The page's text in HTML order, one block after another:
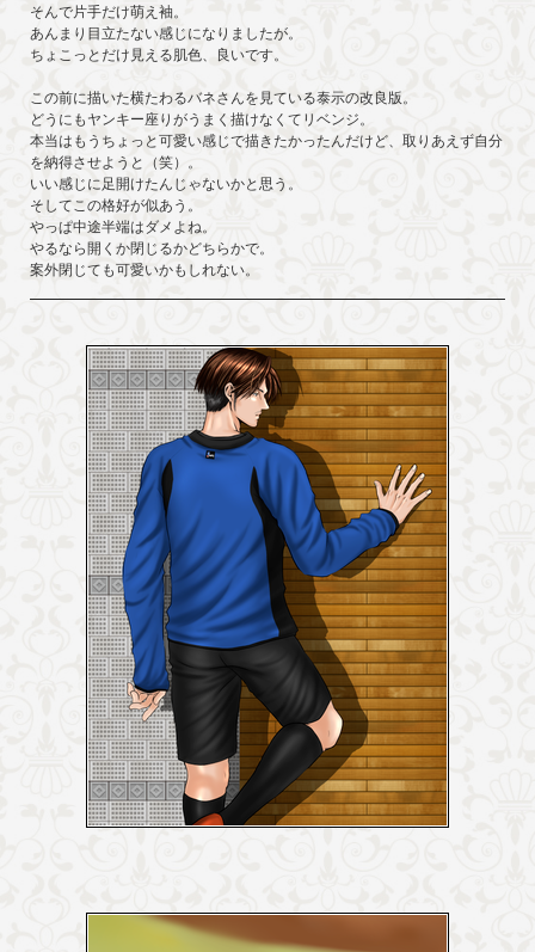
そんで片手だけ萌え袖。
あんまり目立たない感じになりましたが。
ちょこっとだけ見える肌色、良いです。
この前に描いた横たわるバネさんを見ている泰示の改良版。
どうにもヤンキー座りがうまく描けなくてリベンジ。
本当はもうちょっと可愛い感じで描きたかったんだけど、取りあえず自分
を納得させようと（笑）。
いい感じに足開けたんじゃないかと思う。
そしてこの格好が似あう。
やっぱ中途半端はダメよね。
やるなら開くか閉じるかどちらかで。
案外閉じても可愛いかもしれない。